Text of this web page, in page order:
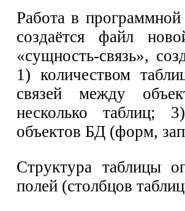
Работа в
создаётся файл
«сущность-связь»,
1) количеством
связей между
несколько таблиц;
объектов БД (форм,
Структура таблицы
полей (столбцов